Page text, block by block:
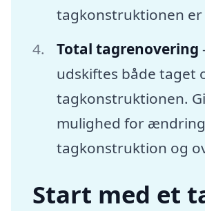
tagkonstruktionen er
Total tagrenovering
udskiftes både taget
tagkonstruktionen.
mulighed for
tagkonstruktion og
Start med et